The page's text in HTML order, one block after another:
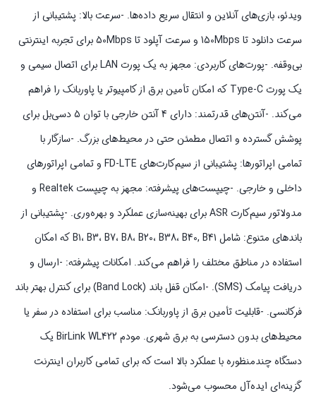
ویدئو، بازی‌های آنلاین و انتقال سریع داده‌ها. -سرعت بالا: پشتیبانی از
سرعت دانلود تا 150Mbps و سرعت آپلود تا 50Mbps برای تجربه اینترنتی
بی‌وقفه. -پورت‌های کاربردی: مجهز به یک پورت LAN برای اتصال سیمی و
یک پورت Type-C که امکان تأمین برق از کامپیوتر یا پاوربانک را فراهم
می‌کند. -آنتن‌های قدرتمند: دارای 4 آنتن خارجی با توان 5 دسی‌بل برای
پوشش گسترده و اتصال مطمئن حتی در محیط‌های بزرگ. -سازگار با
تمامی اپراتورها: پشتیبانی از سیم‌کارت‌های FD-LTE و تمامی اپراتورهای
داخلی و خارجی. -چیپست‌های پیشرفته: مجهز به چیپست Realtek و
مدولاتور سیم‌کارت ASR برای بهینه‌سازی عملکرد و بهره‌وری. -پشتیبانی از
باندهای متنوع: شامل B1، B3، B7، B8، B20، B38، B40, B41 که امکان
استفاده در مناطق مختلف را فراهم می‌کند. امکانات پیشرفته: -ارسال و
دریافت پیامک (SMS). -امکان قفل باند (Band Lock) برای کنترل بهتر باند
فرکانسی. -قابلیت تأمین برق از پاوربانک: مناسب برای استفاده در سفر یا
محیط‌های بدون دسترسی به برق شهری. مودم BirLink WL422 یک
دستگاه چندمنظوره با عملکرد بالا است که برای تمامی کاربران اینترنت
گزینه‌ای ایده‌آل محسوب می‌شود.